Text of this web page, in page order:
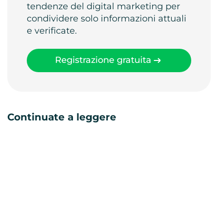
tendenze del digital marketing per
condividere solo informazioni attuali
e verificate.
Registrazione gratuita
Continuate a leggere